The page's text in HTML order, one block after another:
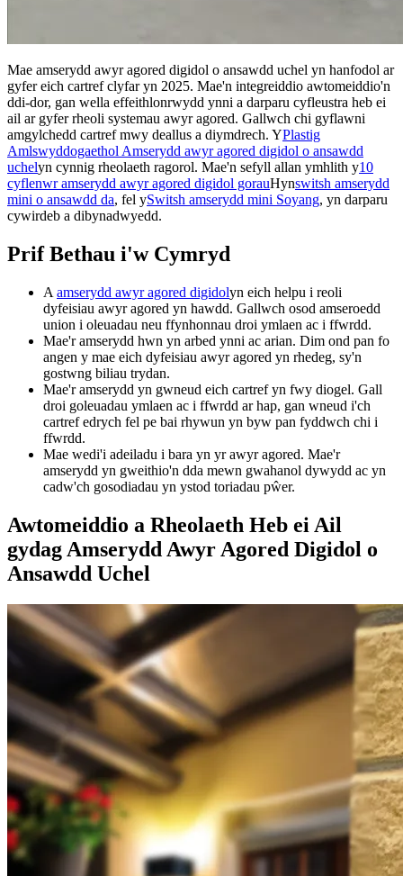
Mae amserydd awyr agored digidol o ansawdd uchel yn hanfodol ar
gyfer eich cartref clyfar yn 2025. Mae'n integreiddio awtomeiddio'n
ddi-dor, gan wella effeithlonrwydd ynni a darparu cyfleustra heb ei
ail ar gyfer rheoli systemau awyr agored. Gallwch chi gyflawni
amgylchedd cartref mwy deallus a diymdrech. YPlastig
Amlswyddogaethol Amserydd awyr agored digidol o ansawdd
uchelyn cynnig rheolaeth ragorol. Mae'n sefyll allan ymhlith y10
cyflenwr amserydd awyr agored digidol gorauHynswitsh amserydd
mini o ansawdd da, fel ySwitsh amserydd mini Soyang, yn darparu
cywirdeb a dibynadwyedd.
Prif Bethau i'w Cymryd
A amserydd awyr agored digidolyn eich helpu i reoli
dyfeisiau awyr agored yn hawdd. Gallwch osod amseroedd
union i oleuadau neu ffynhonnau droi ymlaen ac i ffwrdd.
Mae'r amserydd hwn yn arbed ynni ac arian. Dim ond pan fo
angen y mae eich dyfeisiau awyr agored yn rhedeg, sy'n
gostwng biliau trydan.
Mae'r amserydd yn gwneud eich cartref yn fwy diogel. Gall
droi goleuadau ymlaen ac i ffwrdd ar hap, gan wneud i'ch
cartref edrych fel pe bai rhywun yn byw pan fyddwch chi i
ffwrdd.
Mae wedi'i adeiladu i bara yn yr awyr agored. Mae'r
amserydd yn gweithio'n dda mewn gwahanol dywydd ac yn
cadw'ch gosodiadau yn ystod toriadau pŵer.
Awtomeiddio a Rheolaeth Heb ei Ail
gydag Amserydd Awyr Agored Digidol o
Ansawdd Uchel